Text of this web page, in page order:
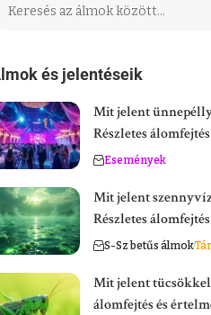
és jelentéseik
Mit jelent
Részletes
Események
Mit jelent
Részletes
S-Sz betűs álmok
Mit jelent
álomfejtés és